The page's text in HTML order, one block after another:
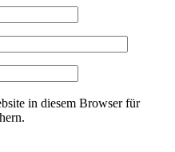
in diesem Browser für